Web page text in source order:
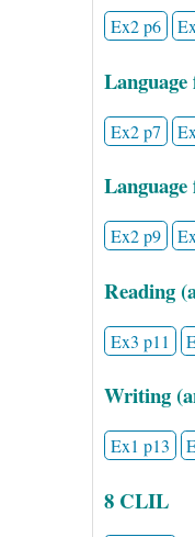
Ex2 p6
Ex2 p7
Language
Ex2 p9
Reading
Ex3 p11
Writing
Ex1 p13
8 CLIL